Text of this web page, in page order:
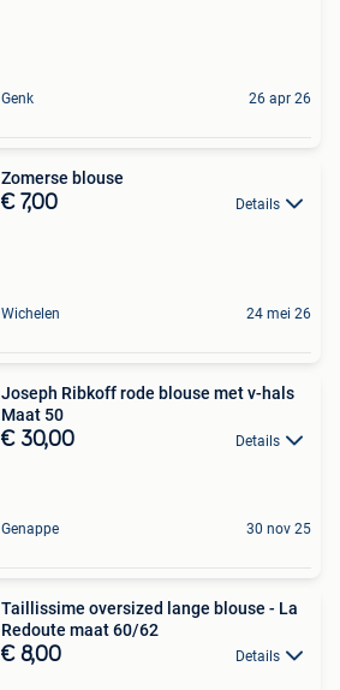
Genk 26 apr 26
Zomerse blouse
€ 7,00 Details
Wichelen 24 mei 26
Joseph Ribkoff rode blouse met v-hals
Maat 50
€ 30,00 Details
Genappe 30 nov 25
Taillissime oversized lange blouse - La
Redoute maat 60/62
€ 8,00 Details